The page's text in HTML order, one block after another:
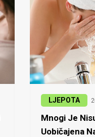
LJEPOTA
Mnogi Je
Uobičajena